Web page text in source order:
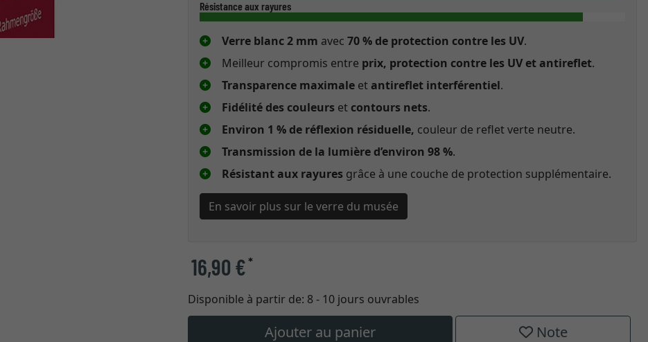
Résistance aux rayures
Verre blanc 2 mm avec 70 % de protection contre les UV.
Meilleur compromis entre prix, protection contre les UV et antireflet.
Transparence maximale et antireflet interférentiel.
Fidélité des couleurs et contours nets.
Environ 1 % de réflexion résiduelle, couleur de reflet verte neutre.
Transmission de la lumière d’environ 98 %.
Résistant aux rayures grâce à une couche de protection supplémentaire.
En savoir plus sur le verre du musée
16,90 €*
Disponible à partir de: 8 - 10 jours ouvrables
Ajouter au panier Note